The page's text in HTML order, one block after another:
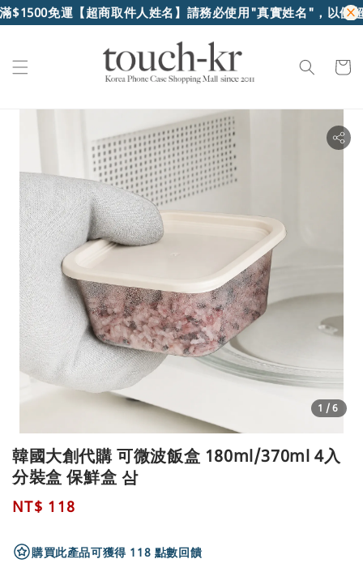
$1500免運【超商取件人姓名】請務必使用"真實姓名"，以便
1 /6
韓國大創代購 可微波飯盒 180ml/370ml 4入
分裝盒 保鮮盒 삼
Regular
NT$ 118
購買此產品可獲得 118 點數回饋